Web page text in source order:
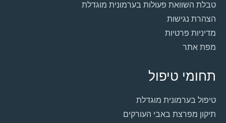
טבלת השוואת פעולות בערמונית מוגדלת
הצהרת נגישות
מדיניות פרטיות
מפת אתר
תחומי טיפול
טיפול בערמונית מוגדלת
תיקון מפרצת באבי העורקים